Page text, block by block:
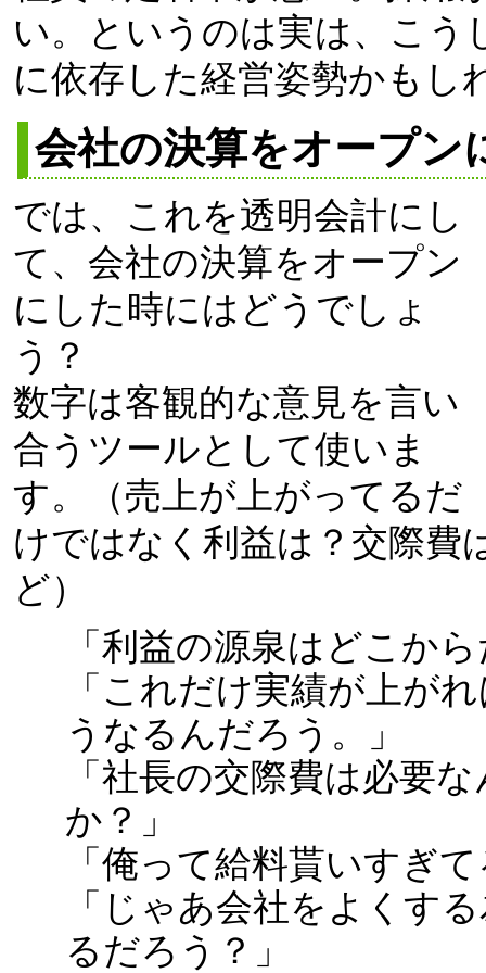
い。というのは実は、こう
に依存した経営姿勢かもし
会社の決算をオープン
では、これを透明会計にし
て、会社の決算をオープン
にした時にはどうでしょ
う？
数字は客観的な意見を言い
合うツールとして使いま
す。（売上が上がってるだ
けではなく利益は？交際費
ど）
「利益の源泉はどこか
「これだけ実績が上が
うなるんだろう。」
「社長の交際費は必要
か？」
「俺って給料貰いすぎ
「じゃあ会社をよくす
るだろう？」